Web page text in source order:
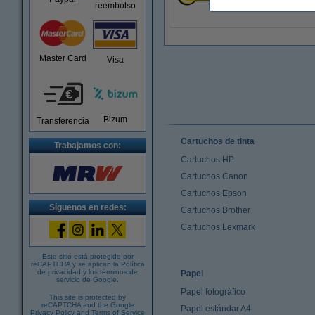
reembolso
Master Card Visa
Transferencia Bizum
Trabajamos con:
Síguenos en redes:
Este sitio está protegido por
reCAPTCHA y se aplican la Política
de privacidad y los términos de
servicio de Google
This site is protected by
reCAPTCHA and the Google
Privacy Policy and Terms of Service
Cartuchos de tinta
Cartuchos HP
Cartuchos Canon
Cartuchos Epson
Cartuchos Brother
Cartuchos Lexmark
Papel
Papel fotográfico
Papel estándar A4